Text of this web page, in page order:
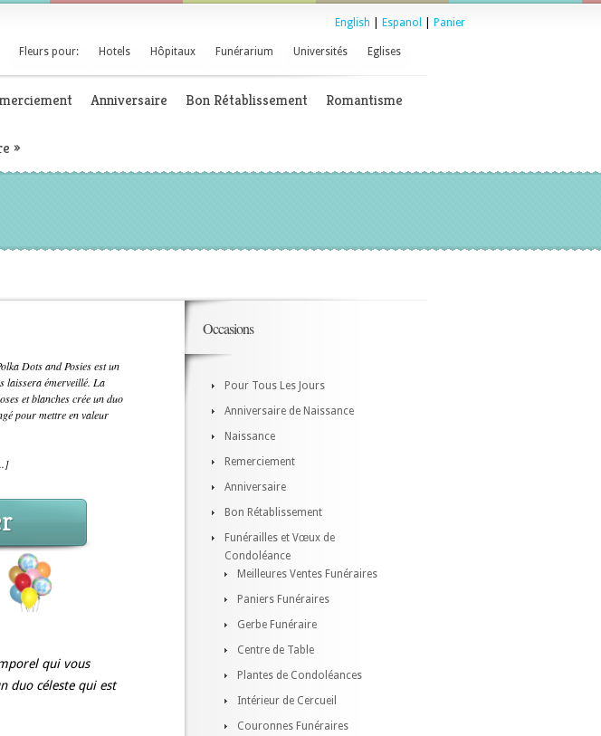
English Espanol Panier
Fleurs pour: Hotels Hôpitaux Funérarium Universités Eglises
Anniversaire Bon Rétablissement Romantisme
»
Dots and Posies est un
laissera émerveillé. La
et blanches crée un duo
pour mettre en valeur
qui vous
duo céleste qui est
Occasions
Pour Tous Les Jours
Anniversaire de Naissance
Naissance
Remerciement
Anniversaire
Bon Rétablissement
Funérailles et Vœux de
Condoléance
Meilleures Ventes Funéraires
Paniers Funéraires
Gerbe Funéraire
Centre de Table
Plantes de Condoléances
Intérieur de Cercueil
Couronnes Funéraires